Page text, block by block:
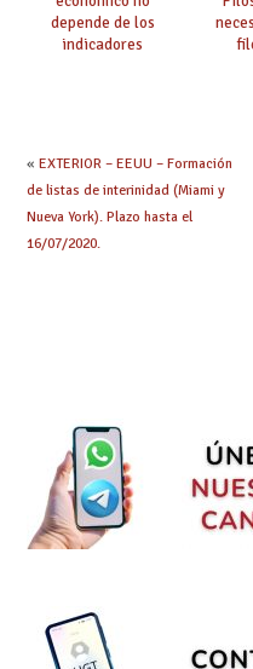
depende de los
indicadores
« EXTERIOR – EEUU – Formación
de listas de interinidad (Miami y
Nueva York). Plazo hasta el
16/07/2020.